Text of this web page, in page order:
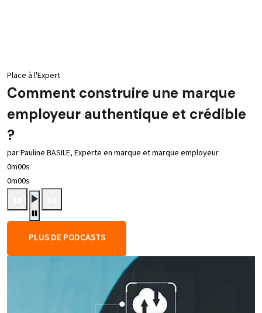
Place à l'Expert
Comment construire une marque
employeur authentique et crédible
?
par Pauline BASILE, Experte en marque et marque employeur
0m00s
0m00s
PLUS DE PODCASTS